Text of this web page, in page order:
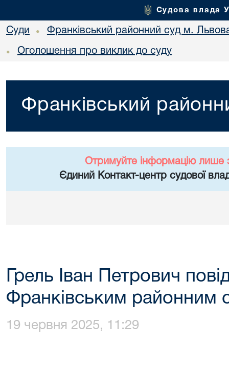
Судова влада
Суди • Франківський районний суд м.
• Оголошення про виклик до суду
Франківський
Отримуйте інформацію лише
Єдиний Контакт-центр судової
Грель Іван Петрович
Франківським районним
19 червня 2025, 11:29